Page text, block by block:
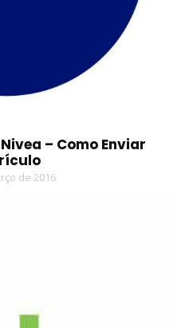
– Como Enviar
de 2016